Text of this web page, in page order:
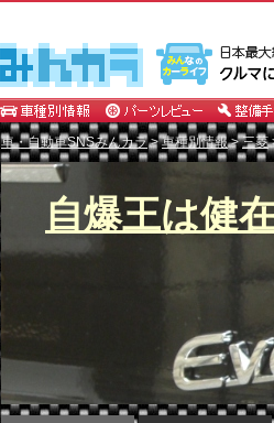
車・自動車SNSみんカラ>車種別情報>三菱
自爆王は健